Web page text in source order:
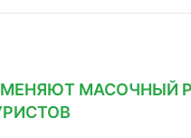
МАСОЧНЫЙ